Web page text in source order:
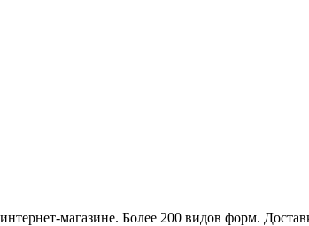
магазине. Более 200 видов форм.